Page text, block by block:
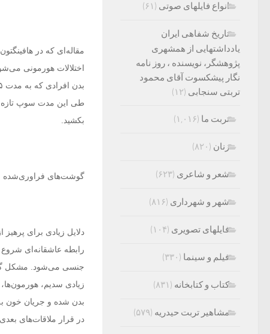
اختلالات هورمونی
طی این مدت سوپ تازه
بکشید.
گوشت‌های فراوری‌شده
دلایل زیادی برای
رابطه عاشقانه‌ای
جنسی می‌شود. مشکل
زیادی سدیم، هورمون‌ها،
بدن شده و جریان خون
در قرار ملاقات‌های
انواع فایلهای صوتی (۶۱)
تاریخ شفاهی ایران
یادداشتهایی از همشهری
پژوهشگر، نویسنده ، روز نامه
نگار پیشکسوت آقای محمود
تربتی سنجابی (۱۲)
تربت ما (۱,۰۱۶)
زنان (۸۲۰)
شعر و شاعری (۶۲۳)
شهر و شهرداری (۸۱۶)
فایلهای تصویری (۱۰۴)
فیلم و سینما (۳۳۰)
کتاب و کتابخانه (۸۳۱)
مشاهیر تربت حیدریه (۵۷۹)